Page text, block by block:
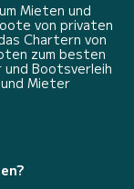
Mieten und
von privaten
Chartern von
zum besten
Bootsverleih
Mieter